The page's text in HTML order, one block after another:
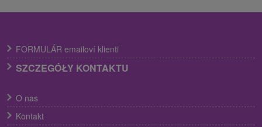
FORMULÁR emailoví klienti
SZCZEGÓŁY KONTAKTU
O nas
Kontakt